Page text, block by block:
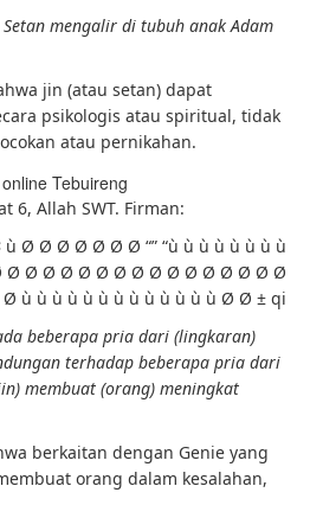
Setan mengalir di tubuh anak Adam
jin (atau setan) dapat
psikologis atau spiritual, tidak
atau pernikahan.
6, Allah SWT. Firman:
ù Ø Ø Ø Ø Ø Ø Ø “” “ù ù ù ù ù ù ù ù
Ø Ø Ø Ø Ø Ø Ø Ø Ø Ø Ø Ø Ø Ø Ø Ø
ù ù ù ù ù ù ù ù ù ù ù ù ù Ø Ø ± qi
beberapa pria dari (lingkaran)
terhadap beberapa pria dari
membuat (orang) meningkat
berkaitan dengan Genie yang
orang dalam kesalahan,